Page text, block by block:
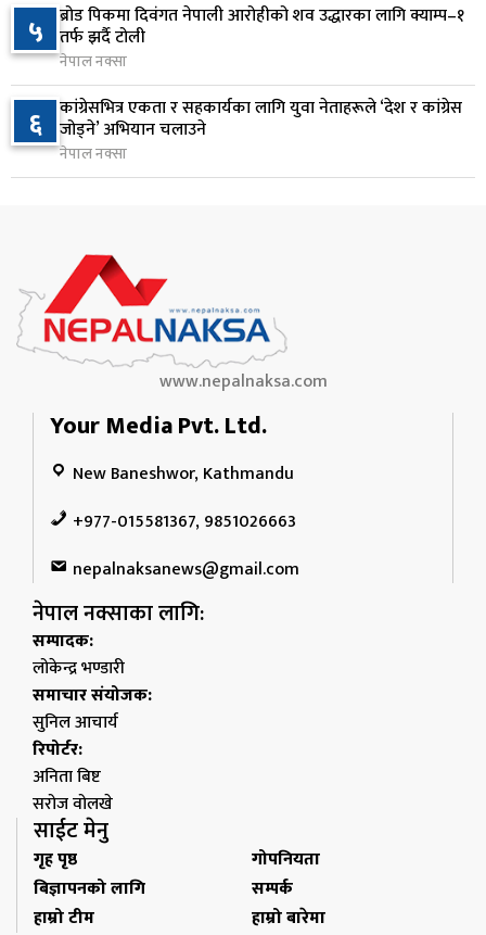
९
कृषि क्षेत्रलाई आत्मनिर्भर बनाउने लक्ष्यसहित राष्ट्रिय कृषि
नीति २०८३ जारी
१ दिन अघि
१० नेपाल टेलिकमले बक्यौता महसुलमा जरिवाना छुट दिने
१ दिन अघि
५ ब्रोड पिकमा दिवंगत नेपाली आरोहीको शव उद्धारका लागि क्याम्प–१
तर्फ झर्दै टोली
नेपाल नक्सा
६ कांग्रेसभित्र एकता र सहकार्यका लागि युवा नेताहरूले ‘देश र कांग्रेस
जोड्ने’ अभियान चलाउने
नेपाल नक्सा
www.nepalnaksa.com
Your Media Pvt. Ltd.
New Baneshwor, Kathmandu
+977-015581367, 9851026663
nepalnaksanews@gmail.com
नेपाल नक्साका लागि:
सम्पादक:
लोकेन्द्र भण्डारी
समाचार संयोजक:
सुनिल आचार्य
रिपोर्टर:
अनिता बिष्ट
सरोज वोलखे
साईट मेनु
गृह पृष्ठ
गोपनियता
बिज्ञापनको लागि
सम्पर्क
हाम्रो टीम
हाम्रो बारेमा